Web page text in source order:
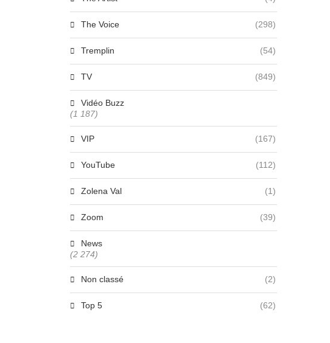
The Voice (298)
Tremplin (54)
TV (849)
Vidéo Buzz
(1 187)
VIP (167)
YouTube (112)
Zolena Val (1)
Zoom (39)
News
(2 274)
Non classé (2)
Top 5 (62)